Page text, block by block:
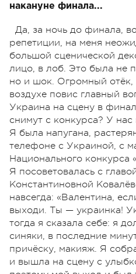
накануне финала...
Да, за ночь до финала,
репетиции, на меня
большой сценической
лицо, в лоб. Это была не
но и шок. Огромный отёк,
воздухе повис главный
Украина на сцену в
снимут с конкурса? У нас
Я была напугана,
телефоне с Украиной, с
Национального конкурса
Я посоветовалась с
Константиновной
навсегда: «Валентина,
выходи. Ты — украинка!
тогда я сказала себе: я
синяки, в последние
причёску, макияж. Я
и вышла на сцену с